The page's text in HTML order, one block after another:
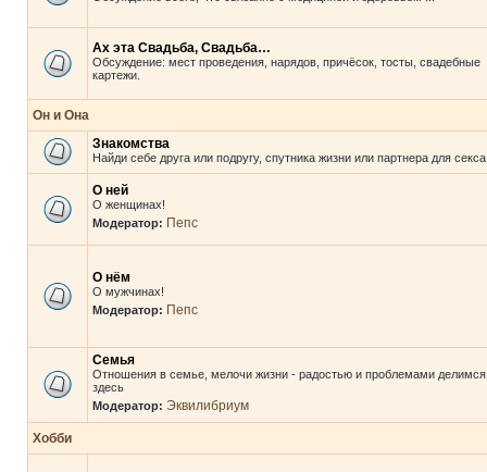
Ах эта Свадьба, Свадьба…
Обсуждение: мест проведения, нарядов, причёсок, тосты, свадебные
картежи.
Он и Она
Знакомства
Найди себе друга или подругу, спутника жизни или партнера для
О ней
О женщинах!
Модератор: Пепс
О нём
О мужчинах!
Модератор: Пепс
Семья
Отношения в семье, мелочи жизни - радостью и проблемами делимся
здесь
Модератор: Эквилибриум
Хобби